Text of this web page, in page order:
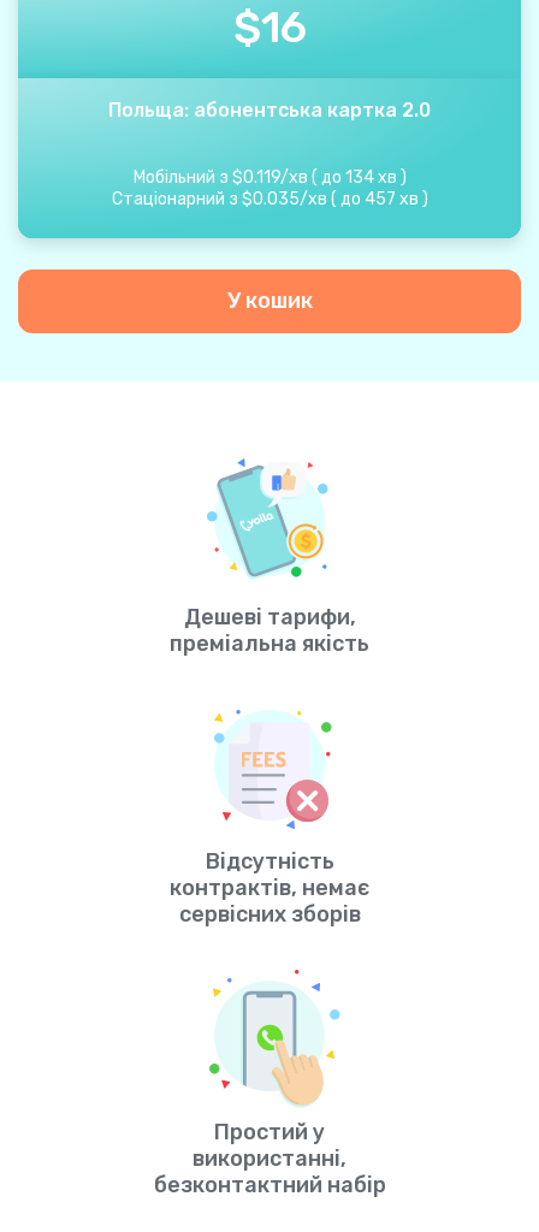
$16
Польща: абонентська картка 2.0
Мобільний з $0.119/хв ( до 134 хв )
Стаціонарний з $0.035/хв ( до 457 хв )
У кошик
Дешеві тарифи,
преміальна якість
Відсутність
контрактів, немає
сервісних зборів
Простий у
використанні,
безконтактний набір